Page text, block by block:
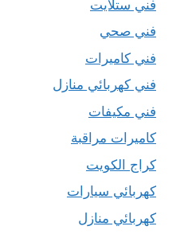
فني ستلايت
فني صحي
فني كاميرات
فني كهربائي منازل
فني مكيفات
كاميرات مراقبة
كراج الكويت
كهربائي سيارات
كهربائي منازل